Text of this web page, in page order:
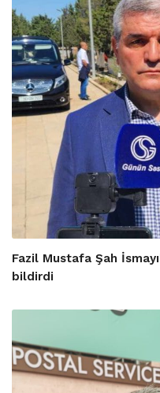
Fazil Mustafa Şah
bildirdi